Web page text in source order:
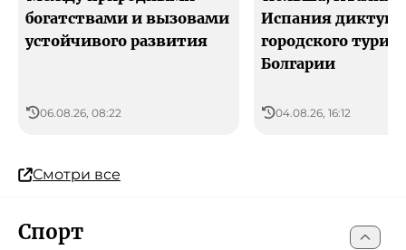
богатствами и вызовами
устойчивого развития
06.08.26, 08:22
Испания
городского
Болгарии
04.08.26, 16:12
Смотри все
Спорт